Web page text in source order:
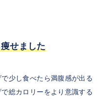
せました
少し食べたら満腹感が出る
総カロリーをより意識する